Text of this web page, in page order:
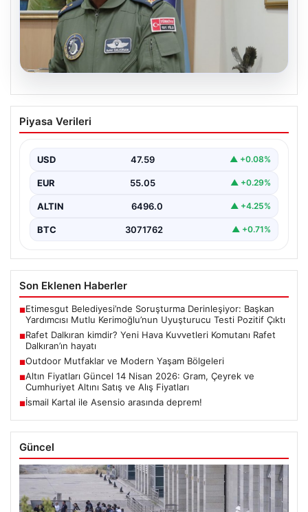
Rafet Dalkıran kimdir? Yeni Hava
Kuvvetleri Komutanı Rafet Dalkıran’ın
Piyasa Verileri
USD 47.59 ▲ +0.08%
EUR 55.05 ▲ +0.29%
ALTIN 6496.0 ▲ +4.25%
BTC 3071762 ▲ +0.71%
Son Eklenen Haberler
■Etimesgut Belediyesi’nde Soruşturma Derinleşiyor: Başkan
Yardımcısı Mutlu Kerimoğlu’nun Uyuşturucu Testi Pozitif Çıktı
■Rafet Dalkıran kimdir? Yeni Hava Kuvvetleri Komutanı Rafet
Dalkıran’ın hayatı
■Outdoor Mutfaklar ve Modern Yaşam Bölgeleri
■Altın Fiyatları Güncel 14 Nisan 2026: Gram, Çeyrek ve
Cumhuriyet Altını Satış ve Alış Fiyatları
■İsmail Kartal ile Asensio arasında deprem!
Güncel